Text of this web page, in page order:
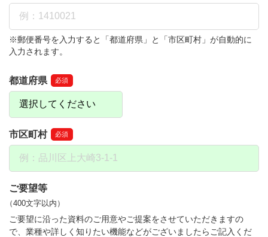
※郵便番号を入力すると「都道府県」と「市区町村」が自動的に
入力されます。
都道府県 必須
市区町村 必須
ご要望等
（400文字以内）
ご要望に沿った資料のご用意やご提案をさせていただきますの
で、業種や詳しく知りたい機能などがございましたらご記入くだ